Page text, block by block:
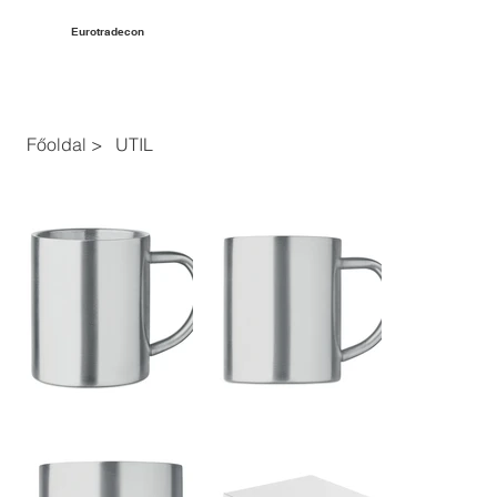
Eurotradecon
Főoldal > UTIL